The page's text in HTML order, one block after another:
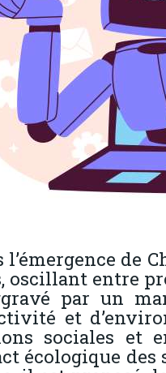
l’émergence de
oscillant entre
par un
et
sociales et
écologique